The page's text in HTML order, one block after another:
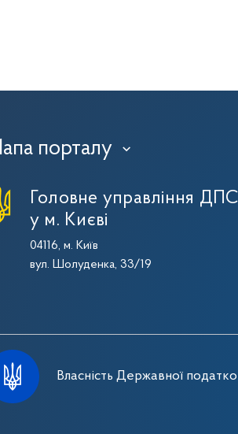
порталу ›
Головне управління ДПС
у м. Києві
04116, м. Київ
вул. Шолуденка, 33/19
Власність Державної